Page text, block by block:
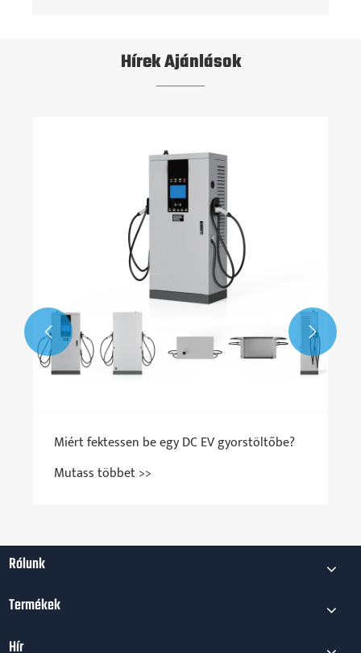
Hírek Ajánlások
Hogyan lehet választani az elektromos
járművek ACV és DC EV töltője között?
Mutass többet >>
 
Rólunk
Termékek
Hír